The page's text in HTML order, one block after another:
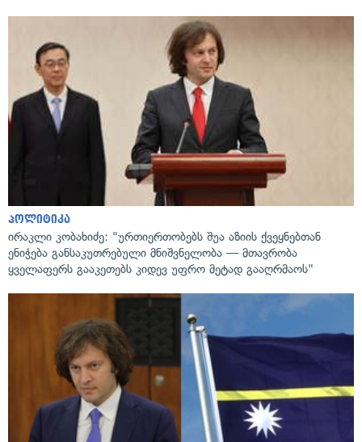
პოლიტიკა
ირაკლი კობახიძე: "ურთიერთობებს შუა აზიის ქვეყნებთან
ენიჭება განსაკუთრებული მნიშვნელობა — მთავრობა
ყველაფერს გააკეთებს კიდევ უფრო მეტად გააღრმაოს"